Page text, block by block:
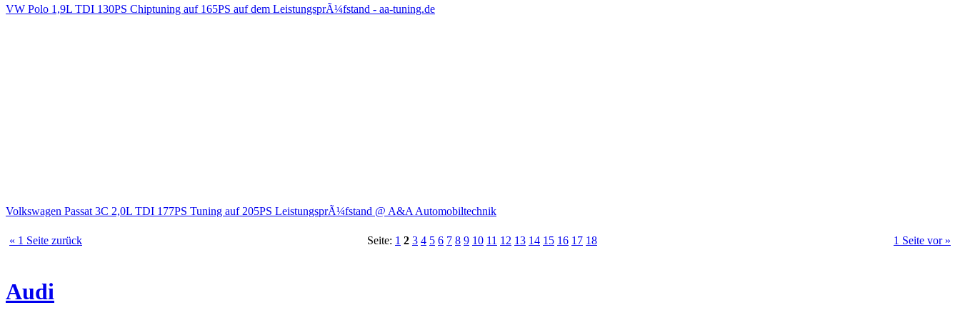
VW Polo 1,9L TDI 130PS Chiptuning auf 165PS auf dem LeistungsprÃ¼fstand - aa-tuning.de
Volkswagen Passat 3C 2,0L TDI 177PS Tuning auf 205PS LeistungsprÃ¼fstand @ A&A Automobiltechnik
« 1 Seite zurück Seite: 1 2 3 4 5 6 7 8 9 10 11 12 13 14 15 16 17 18 1 Seite vor »
Audi